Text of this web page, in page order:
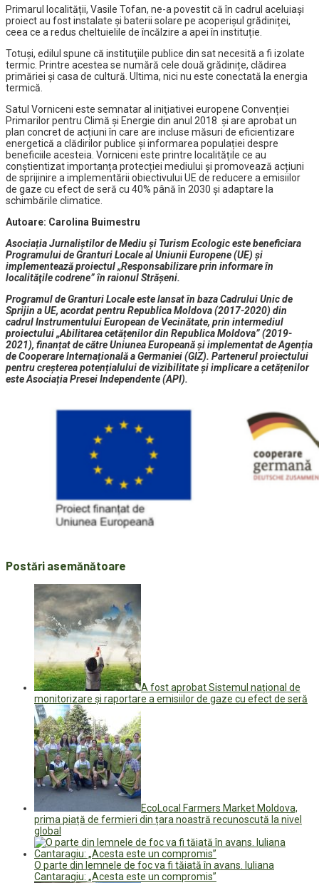
Primarul localității, Vasile Tofan, ne-a povestit că în cadrul aceluiaşi
proiect au fost instalate și baterii solare pe acoperișul grădiniței,
ceea ce a redus cheltuielile de încălzire a apei în instituție.
Totuși, edilul spune că instituţiile publice din sat necesită a fi izolate
termic. Printre acestea se numără cele două grădinițe, clădirea
primăriei și casa de cultură. Ultima, nici nu este conectată la energia
termică.
Satul Vorniceni este semnatar al iniţiativei europene Convenției
Primarilor pentru Climă şi Energie din anul 2018 și are aprobat un
plan concret de acțiuni în care are incluse măsuri de eficientizare
energetică a clădirilor publice și informarea populației despre
beneficiile acesteia. Vorniceni este printre localitățile ce au
conștientizat importanța protecției mediului și promovează acțiuni
de sprijinire a implementării obiectivului UE de reducere a emisiilor
de gaze cu efect de seră cu 40% până în 2030 și adaptare la
schimbările climatice.
Autoare: Carolina Buimestru
Asociația Jurnaliștilor de Mediu și Turism Ecologic este beneficiara
Programului de Granturi Locale al Uniunii Europene (UE) și
implementează proiectul „Responsabilizare prin informare în
localităţile codrene” în raionul Strășeni.
Programul de Granturi Locale este lansat în baza Cadrului Unic de
Sprijin a UE, acordat pentru Republica Moldova (2017-2020) din
cadrul Instrumentului European de Vecinătate, prin intermediul
proiectului „Abilitarea cetățenilor din Republica Moldova” (2019-
2021), finanțat de către Uniunea Europeană și implementat de Agenția
de Cooperare Internațională a Germaniei (GIZ). Partenerul proiectului
pentru creșterea potențialului de vizibilitate și implicare a cetățenilor
este Asociația Presei Independente (API).
Postări asemănătoare
A fost aprobat Sistemul național de
monitorizare și raportare a emisiilor de gaze cu efect de seră
EcoLocal Farmers Market Moldova,
prima piață de fermieri din țara noastră recunoscută la nivel
global
O parte din lemnele de foc va fi tăiată în avans. Iuliana
Cantaragiu: „Acesta este un compromis”